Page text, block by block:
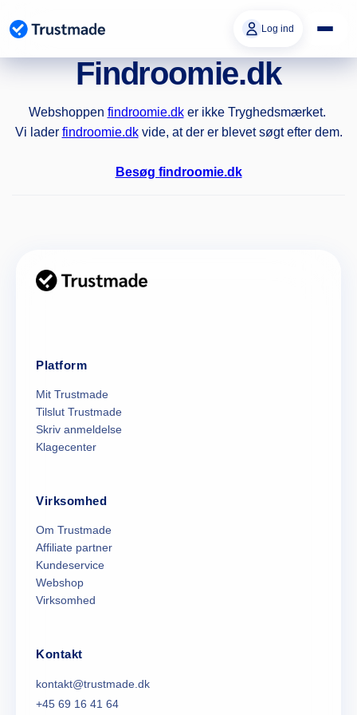
indhold
Log ind
Findroomie.dk
Webshoppen findroomie.dker ikke Tryghedsmærket.
Vi lader findroomie.dkvide, at der er blevet søgt efter dem.
Besøg findroomie.dk
Platform
Mit Trustmade
Tilslut Trustmade
Skriv anmeldelse
Klagecenter
Virksomhed
Om Trustmade
Affiliate partner
Kundeservice
Webshop
Virksomhed
Kontakt
kontakt@trustmade.dk
+45 69 16 41 64